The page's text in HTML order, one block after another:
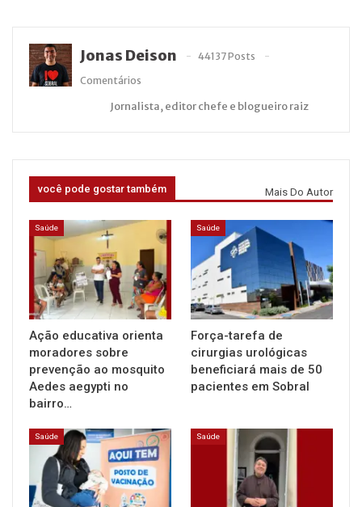
Jonas Deison
44137 Posts
Comentários
Jornalista, editor chefe e blogueiro raiz
você pode gostar também Mais Do Autor
Saúde
Ação educativa orienta
moradores sobre
prevenção ao mosquito
Aedes aegypti no
bairro…
Saúde
Força-tarefa de
cirurgias urológicas
beneficiará mais de 50
pacientes em Sobral
Saúde Saúde